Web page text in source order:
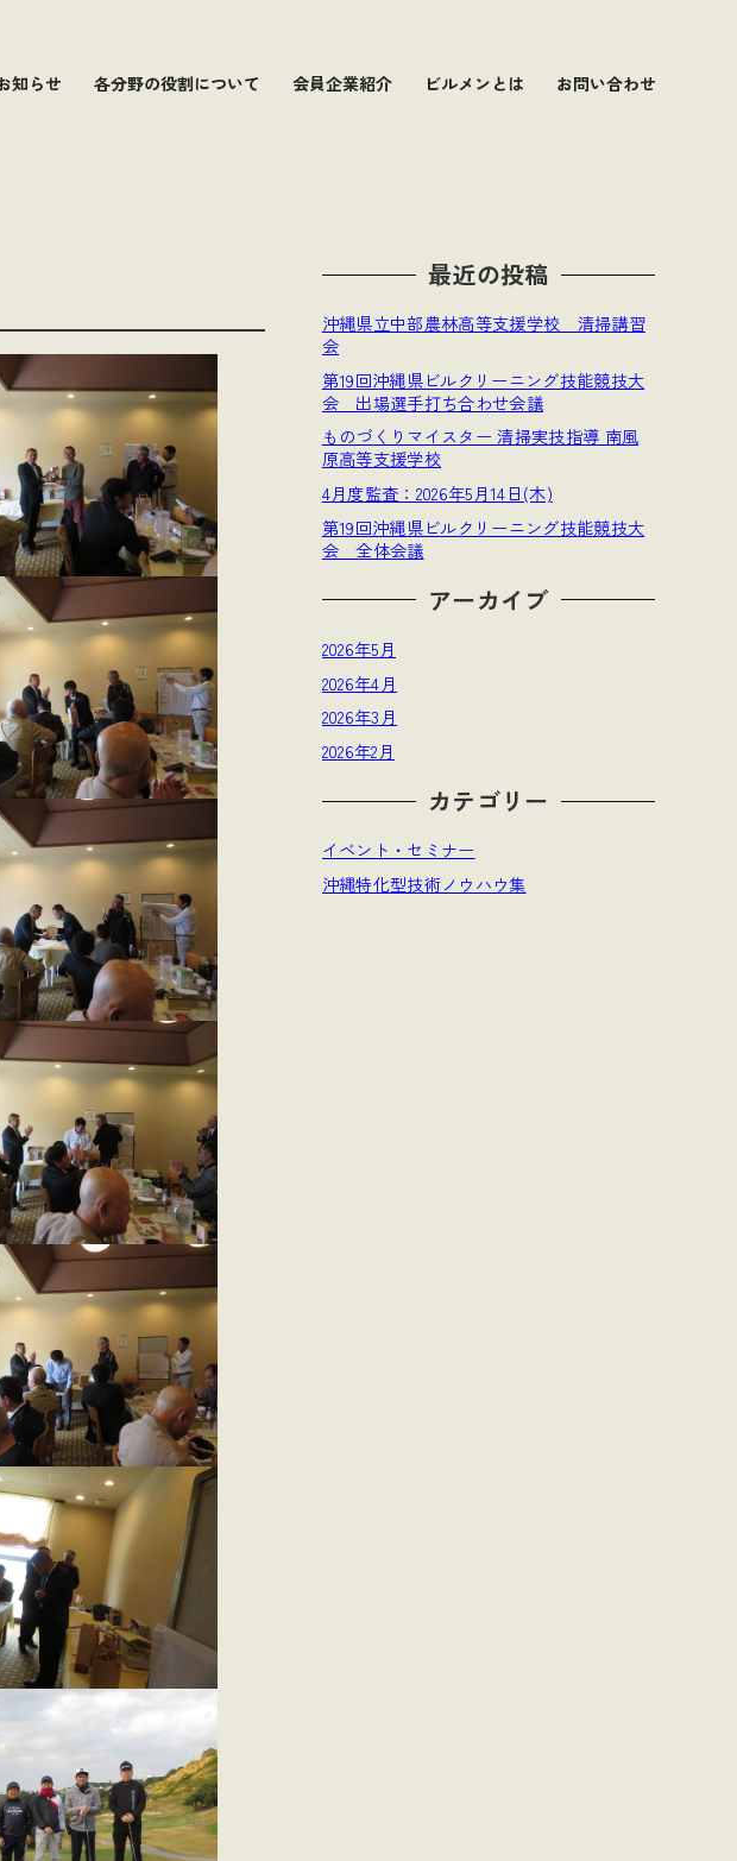
知らせ 各分野の役割について 会員企業紹介 ビルメンとは お問い合わせ
最近の投稿
沖縄県立中部農林高等支援学校 清掃講習
会
第19回沖縄県ビルクリーニング技能競技大
会 出場選手打ち合わせ会議
ものづくりマイスター 清掃実技指導 南風
原高等支援学校
4月度監査：2026年5月14日(木)
第19回沖縄県ビルクリーニング技能競技大
会 全体会議
アーカイブ
2026年5月
2026年4月
2026年3月
2026年2月
カテゴリー
イベント・セミナー
沖縄特化型技術ノウハウ集